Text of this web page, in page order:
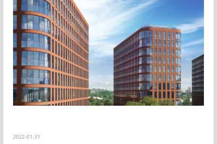
2022-01-31